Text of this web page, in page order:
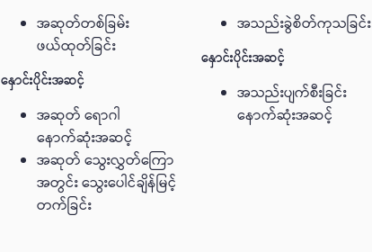
အဆုတ်တစ်ခြမ်း
ဖယ်ထုတ်ခြင်း
နှောင်းပိုင်းအဆင့်
အဆုတ် ရောဂါ
နောက်ဆုံးအဆင့်
အဆုတ် သွေးလွှတ်ကြော
အတွင်း သွေးပေါင်ချိန်မြင့်
တက်ခြင်း
အသည်းခွဲစိတ်ကုသခြင်း
နှောင်းပိုင်းအဆင့်
အသည်းပျက်စီးခြင်း
နောက်ဆုံးအဆင့်